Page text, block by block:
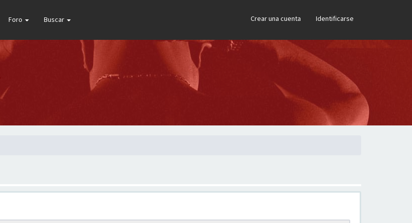
Foro Buscar Crear una cuenta Identificarse